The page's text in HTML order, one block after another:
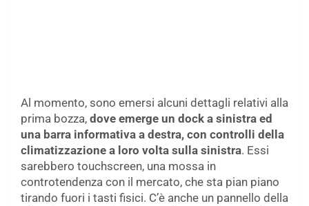
Al momento, sono emersi alcuni dettagli relativi alla
prima bozza, dove emerge un dock a sinistra ed
una barra informativa a destra, con controlli della
climatizzazione a loro volta sulla sinistra. Essi
sarebbero touchscreen, una mossa in
controtendenza con il mercato, che sta pian piano
tirando fuori i tasti fisici. C’è anche un pannello della